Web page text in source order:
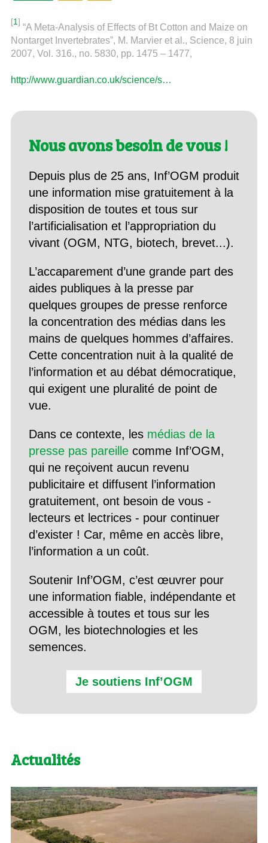
[1]
“A Meta-Analysis of Effects of Bt Cotton and Maize on
Nontarget Invertebrates”, M. Marvier et al., Science, 8 juin
2007, Vol. 316., no. 5830, pp. 1475 – 1477,
http://www.guardian.co.uk/science/s…
Nous avons besoin de vous !
Depuis plus de 25 ans, Inf’OGM produit
une information mise gratuitement à la
disposition de toutes et tous sur
l’artificialisation et l’appropriation du
vivant (OGM, NTG, biotech, brevet...).
L’accaparement d’une grande part des
aides publiques à la presse par
quelques groupes de presse renforce
la concentration des médias dans les
mains de quelques hommes d’affaires.
Cette concentration nuit à la qualité de
l’information et au débat démocratique,
qui exigent une pluralité de point de
vue.
Dans ce contexte, les médias de la
presse pas pareillecomme Inf’OGM,
qui ne reçoivent aucun revenu
publicitaire et diffusent l’information
gratuitement, ont besoin de vous -
lecteurs et lectrices - pour continuer
d’exister ! Car, même en accès libre,
l’information a un coût.
Soutenir Inf’OGM, c’est œuvrer pour
une information fiable, indépendante et
accessible à toutes et tous sur les
OGM, les biotechnologies et les
semences.
Je soutiens Inf’OGM
Actualités